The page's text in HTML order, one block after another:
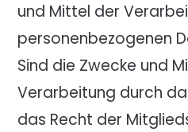
und Mittel der
personenbezogenen
Sind die Zwecke und
Verarbeitung durch
das Recht der